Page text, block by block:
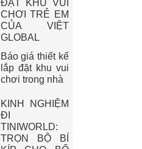
ĐẶT KHU VUI
CHƠI TRẺ EM
CỦA VIỆT
GLOBAL
Báo giá thiết kế
lắp đặt khu vui
chơi trong nhà
KINH NGHIỆM
ĐI
TINIWORLD:
TRỌN BỘ BÍ